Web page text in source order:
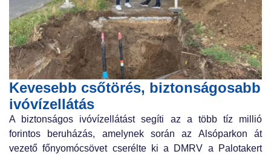
Kevesebb csőtörés, biztonságosabb
ivóvízellátás
A biztonságos ivóvízellátást segíti az a több tíz millió
forintos beruházás, amelynek során az Alsóparkon át
vezető főnyomócsövet cserélte ki a DMRV a Palotakert